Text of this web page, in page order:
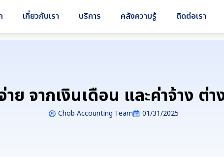
เกี่ยวกับเรา บริการ คลังความรู้ ติดต่อเรา
ย จากเงินเดือน และค่าจ้าง ต่า
Chob Accounting Team 01/31/2025